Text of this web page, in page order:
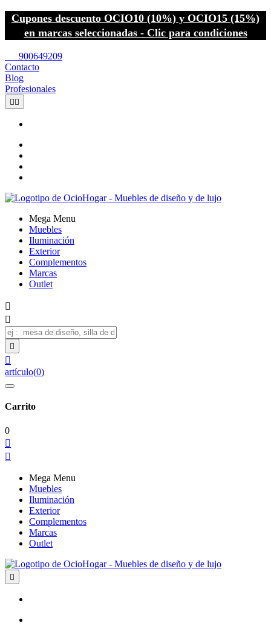
Cupones descuento OCIO10 (10%) y OCIO15 (15%)
en marcas seleccionadas - Clic para condiciones
900649209
Contacto
Blog
Profesionales
 
Mega Menu
Muebles
Iluminación
Exterior
Complementos
Marcas
Outlet




artículo(0)
Carrito
0


Mega Menu
Muebles
Iluminación
Exterior
Complementos
Marcas
Outlet
